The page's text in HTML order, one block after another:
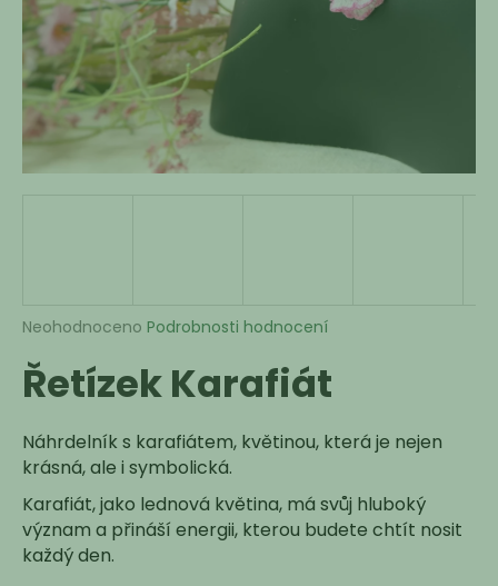
Průměrné
produktu
je
z
5
hvězdiček.
Neohodnoceno Podrobnosti hodnocení
Řetízek Karafiát
Náhrdelník s karafiátem, květinou, která je nejen
krásná, ale i symbolická.
Karafiát, jako lednová květina, má svůj hluboký
význam a přináší energii, kterou budete chtít nosit
každý den.
a
j
í
t
?
D
o
p
o
r
u
č
u
j